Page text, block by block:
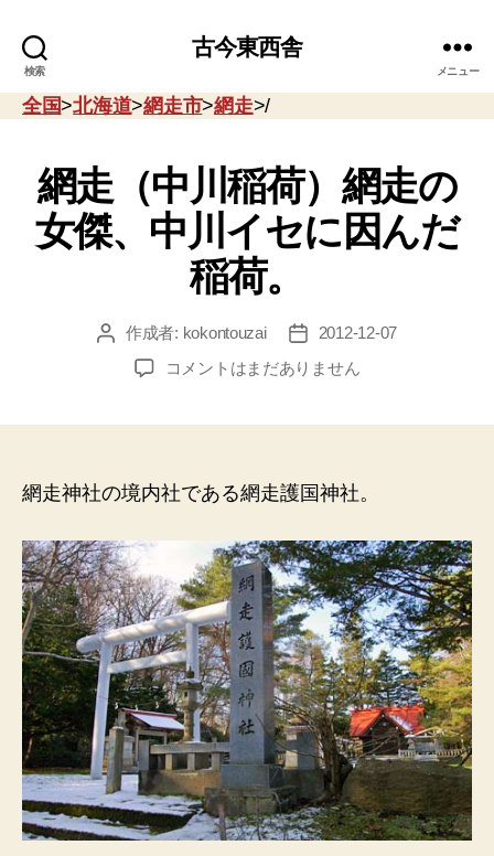
検索
古今東西舎
メニュー
全国>北海道>網走市>網走>/
網走（中川稲荷）網走の
女傑、中川イセに因んだ
稲荷。
投 作成者: kokontouzai
投
稿
日
2012-12-07
網
荷）
走
女
傑、
中
川
イ
セ
に
因
ん
だ
稲
コメントはまだありません
網走神社の境内社である網走護国神社。